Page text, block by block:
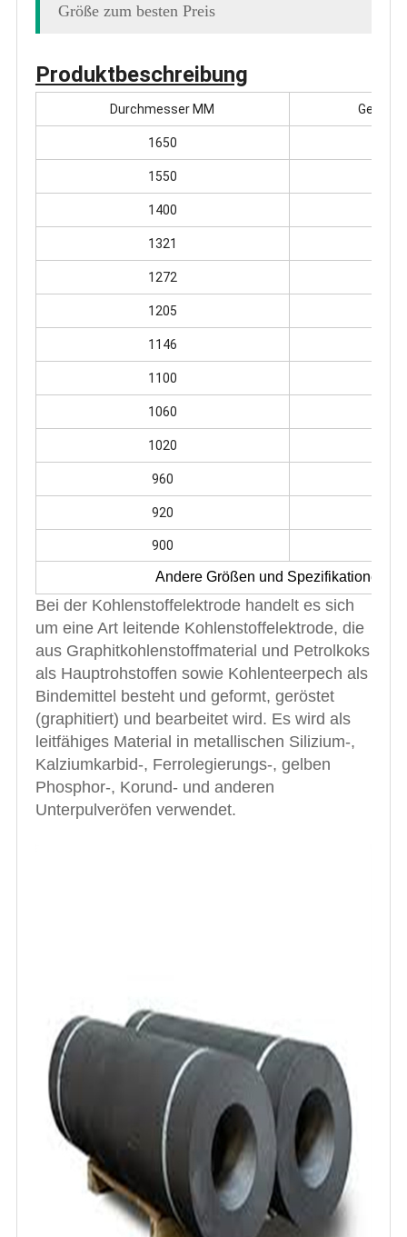
Größe zum besten Preis
Produktbeschreibung
Durchmesser MM
1650
1550
1400
1321
1272
1205
1146
1100
1060
1020
960
920
900
Andere Größen und Spezifikationen
Bei der Kohlenstoffelektrode handelt es sich
um eine Art leitende Kohlenstoffelektrode, die
aus Graphitkohlenstoffmaterial und Petrolkoks
als Hauptrohstoffen sowie Kohlenteerpech als
Bindemittel besteht und geformt, geröstet
(graphitiert) und bearbeitet wird. Es wird als
leitfähiges Material in metallischen Silizium-,
Kalziumkarbid-, Ferrolegierungs-, gelben
Phosphor-, Korund- und anderen
Unterpulveröfen verwendet.